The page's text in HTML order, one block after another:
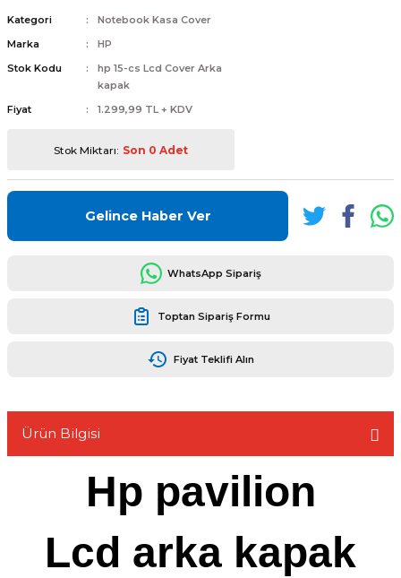
Kategori
Notebook Kasa Cover
Marka
HP
Stok Kodu
hp 15-cs Lcd Cover Arka
kapak
Fiyat
1.299,99 TL + KDV
Stok Miktarı: Son 0 Adet
Gelince Haber Ver
WhatsApp Sipariş
Toptan Sipariş Formu
Fiyat Teklifi Alın
Ürün Bilgisi
Hp pavilion
Lcd arka kapak